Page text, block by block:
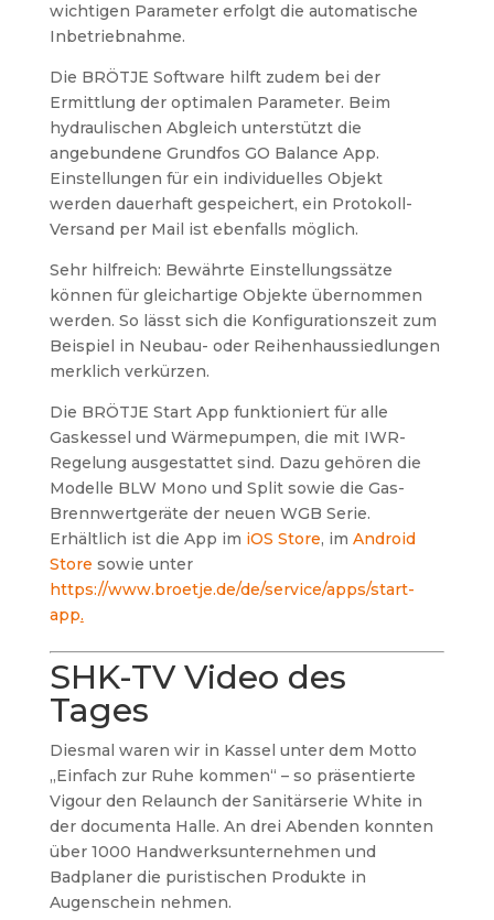
wichtigen Parameter erfolgt die automatische
Inbetriebnahme.
Die BRÖTJE Software hilft zudem bei der
Ermittlung der optimalen Parameter. Beim
hydraulischen Abgleich unterstützt die
angebundene Grundfos GO Balance App.
Einstellungen für ein individuelles Objekt
werden dauerhaft gespeichert, ein Protokoll-
Versand per Mail ist ebenfalls möglich.
Sehr hilfreich: Bewährte Einstellungssätze
können für gleichartige Objekte übernommen
werden. So lässt sich die Konfigurationszeit zum
Beispiel in Neubau- oder Reihenhaussiedlungen
merklich verkürzen.
Die BRÖTJE Start App funktioniert für alle
Gaskessel und Wärmepumpen, die mit IWR-
Regelung ausgestattet sind. Dazu gehören die
Modelle BLW Mono und Split sowie die Gas-
Brennwertgeräte der neuen WGB Serie.
Erhältlich ist die App im iOS Store, im Android
Store sowie unter
https://www.broetje.de/de/service/apps/start-
app.
SHK-TV Video des
Tages
Diesmal waren wir in Kassel unter dem Motto
„Einfach zur Ruhe kommen“ – so präsentierte
Vigour den Relaunch der Sanitärserie White in
der documenta Halle. An drei Abenden konnten
über 1000 Handwerksunternehmen und
Badplaner die puristischen Produkte in
Augenschein nehmen.